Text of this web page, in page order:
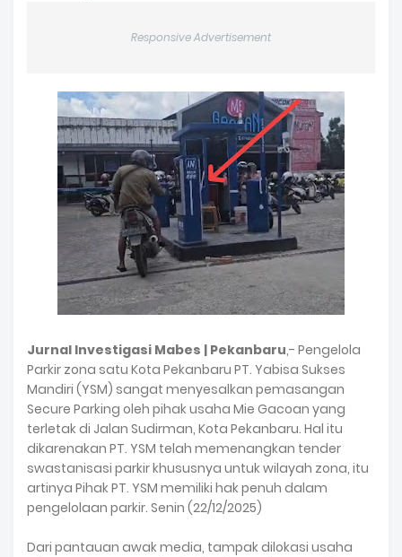
Responsive Advertisement
Jurnal Investigasi Mabes | Pekanbaru,- Pengelola
Parkir zona satu Kota Pekanbaru PT. Yabisa Sukses
Mandiri (YSM) sangat menyesalkan pemasangan
Secure Parking oleh pihak usaha Mie Gacoan yang
terletak di Jalan Sudirman, Kota Pekanbaru. Hal itu
dikarenakan PT. YSM telah memenangkan tender
swastanisasi parkir khususnya untuk wilayah zona, itu
artinya Pihak PT. YSM memiliki hak penuh dalam
pengelolaan parkir. Senin (22/12/2025)
Dari pantauan awak media, tampak dilokasi usaha